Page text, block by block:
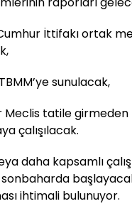
İttifakı ortak
sunulacak,
Meclis tatile girmeden
çalışılacak.
daha kapsamlı
sonbaharda
ihtimali bulunuyor.